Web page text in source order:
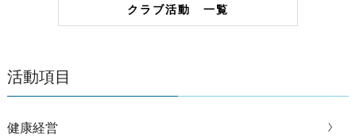
クラブ活動 一覧
活動項目
健康経営